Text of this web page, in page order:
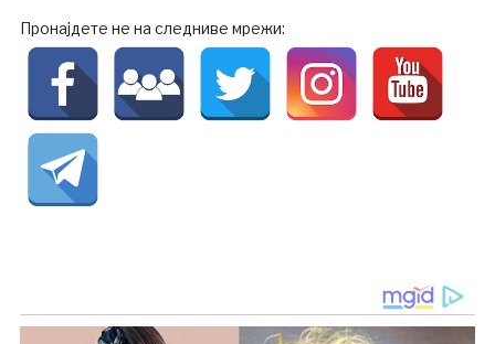
Пронајдете не на следниве мрежи: